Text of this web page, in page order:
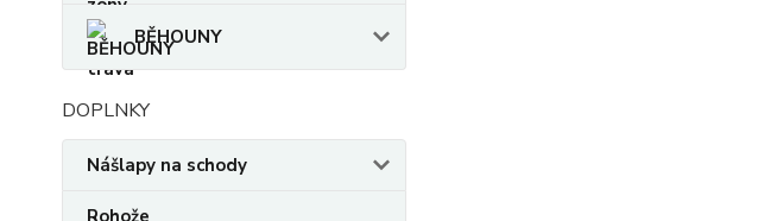
BĚHOUNY
DOPLNKY
Nášlapy na schody
Rohože